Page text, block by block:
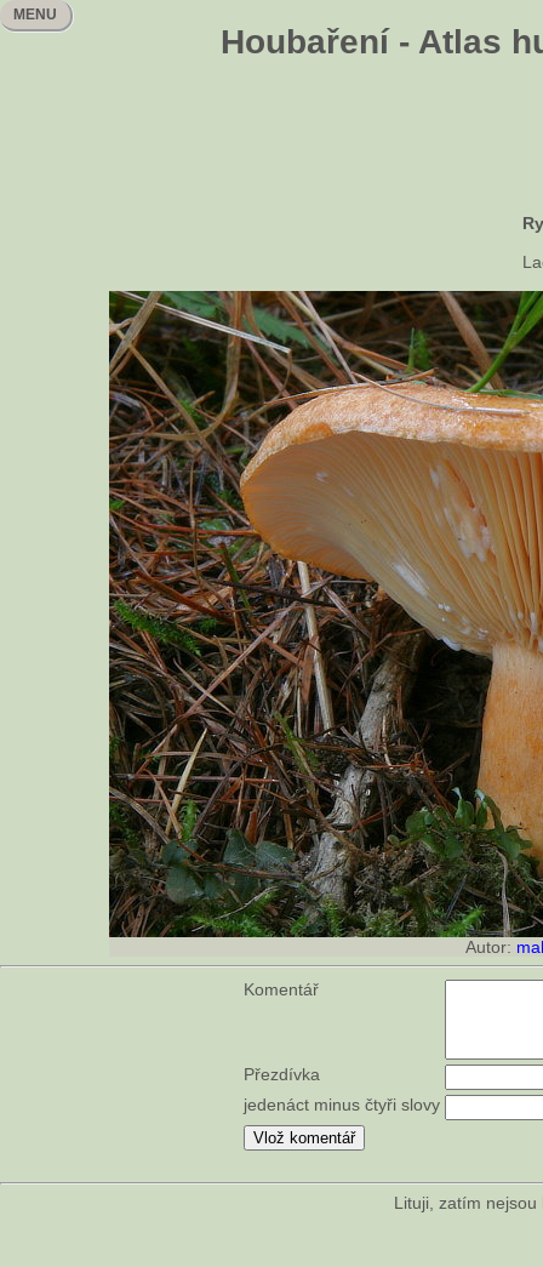
Houbaření - Atlas
MENU
Autor:
Komentář
Přezdívka
jedenáct minus čtyři slovy
Lituji, zatím